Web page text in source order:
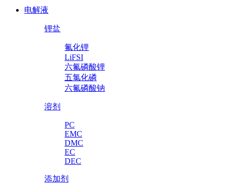
电解液
锂盐
氟化锂
LiFSI
六氟磷酸锂
五氯化磷
六氟磷酸钠
溶剂
PC
EMC
DMC
EC
DEC
添加剂